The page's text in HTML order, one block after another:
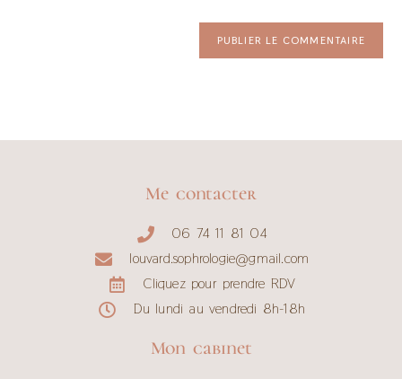
Me contacter
06 74 11 81 04
louvard.sophrologie@gmail.com
Cliquez pour prendre RDV
Du lundi au vendredi 8h-18h
Mon cabinet